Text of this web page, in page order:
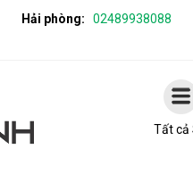
Hải phòng: 02489938088
Tất cả